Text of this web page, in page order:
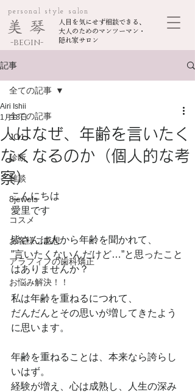
personal style salon
美 琴
-begin-
人目を気にせず相談できる、
大人のためのマンツーマン・
隠れ家サロン
記事
全ての記事
JO1
診断
雑談
8jewels
コスメ
お客様ご感想
アラフィフの歯科矯正
お悩み解決！！
全ての記事
人はなぜ、年齢を言いたく
なくなるのか（個人的な考
察）
Airi Ishii
1月18日
こんにちは
愛里です
皆さんは人から年齢を聞かれて、
”言いたくないんだけど…”と思ったこと
はありませんか？
私は年齢を重ねるにつれて、
だんだんとその思いが増してきたよう
に思います。
年齢を重ねることは、本来なら誇らし
いはず。
経験が増え、心は成熟し、人生の深み